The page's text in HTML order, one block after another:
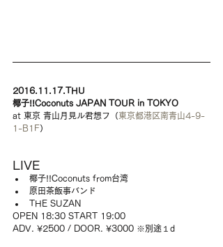
2016.11.17.THU
椰子!!Coconuts JAPAN TOUR in TOKYO
at 東京 青山月見ル君想フ（ 東京都港区南青山4-9-
1-B1F）
LIVE
椰子!!Coconuts from台湾
原田茶飯事バンド
THE SUZAN
OPEN 18:30 START 19:00
ADV. ¥2500 / DOOR. ¥3000 ※別途１d